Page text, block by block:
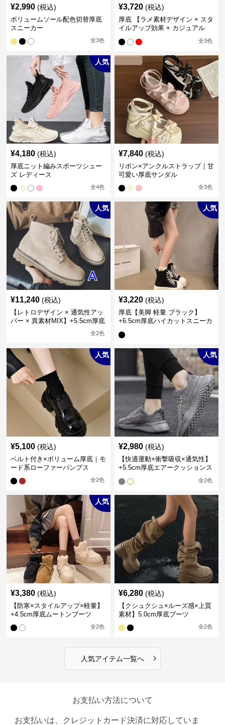
¥2,990 (税込)
ボリュームソール配色切替厚底
スニーカー
全3色
¥3,720 (税込)
厚底 【ラメ素材デザイン × スタ
イルアップ効果 × カジュアル
系】厚底デザインスニーカー
全3色
人気
¥4,180 (税込)
厚底ニット編みスポーツシュー
ズ レディース
全4色
¥7,840 (税込)
リボン×アンクルストラップ｜甘
可愛い厚底サンダル
全3色
人気
¥11,240 (税込)
【レトロデザイン × 通気性アッ
パー × 異素材MIX】+5.5cm厚底
全2色
人気
¥3,220 (税込)
厚底【美脚 軽量 ブラック】
+6.5cm厚底ハイカットスニーカ
人気
¥5,100 (税込)
ベルト付き×ボリューム厚底｜モ
ード系ローファーパンプス
全2色
人気
¥2,980 (税込)
【快適運動×衝撃吸収×通気性】
+5.5cm厚底エアークッションス
全2色
人気
¥3,380 (税込)
【防寒×スタイルアップ×軽量】
+4.5cm厚底ムートンブーツ
全2色
¥6,280 (税込)
【クシュクシュ×ルーズ感×上質
素材】5.0cm厚底ブーツ
全2色
人気アイテム一覧へ ›
お支払い方法について
お支払いは、クレジットカード決済に対応していま